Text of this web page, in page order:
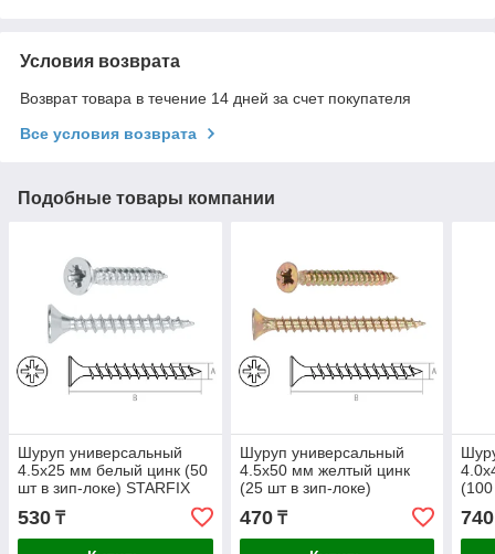
Условия возврата
Возврат товара в течение 14 дней за счет покупателя
Все условия возврата
Подобные товары компании
Шуруп универсальный
4.5х25 мм белый цинк (50
шт в зип-локе) STARFIX
530 ₸
Шуруп универсальный
4.5х50 мм желтый цинк
(25 шт в зип-локе)
STARFIX
470₸
(100
740